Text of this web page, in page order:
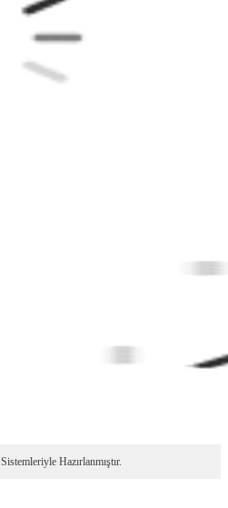
Sistemleriyle Hazırlanmıştır.